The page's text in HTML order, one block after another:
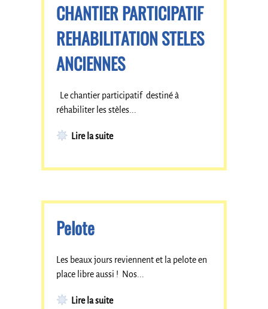
CHANTIER PARTICIPATIF
REHABILITATION STELES
ANCIENNES
Le chantier participatif destiné à
réhabiliter les stèles...
Lire la suite
Pelote
Les beaux jours reviennent et la pelote en
place libre aussi ! Nos...
Lire la suite